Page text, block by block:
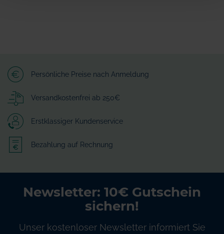
Persönliche Preise nach Anmeldung
Versandkostenfrei ab 250€
Erstklassiger Kundenservice
Bezahlung auf Rechnung
Newsletter: 10€ Gutschein
sichern!
Unser kostenloser Newsletter informiert Sie